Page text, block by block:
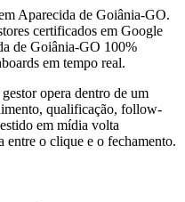
Aparecida de Goiânia-GO.
certificados em Google
de Goiânia-GO 100%
em tempo real.
opera dentro de um
qualificação, follow-
em mídia volta
o clique e o fechamento.